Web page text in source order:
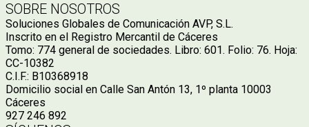
SOBRE NOSOTROS
Soluciones Globales de Comunicación AVP, S.L.
Inscrito en el Registro Mercantil de Cáceres
Tomo: 774 general de sociedades. Libro: 601. Folio: 76. Hoja:
CC-10382
C.I.F.: B10368918
Domicilio social en Calle San Antón 13, 1º planta 10003
Cáceres
927 246 892